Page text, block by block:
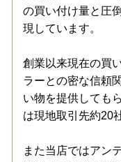
の買い付け量と圧
現しています。
創業以来現在の買
ラーとの密な信頼
い物を提供しても
は現地取引先約20
また当店ではアン